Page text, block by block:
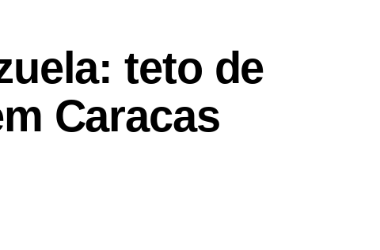
teto de
Caracas